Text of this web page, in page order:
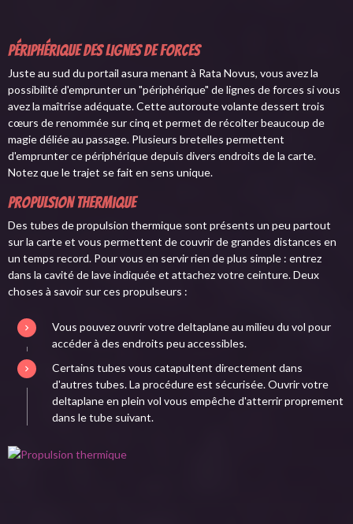
périphérique des lignes de forces
Juste au sud du portail asura menant à Rata Novus, vous avez la
possibilité d'emprunter un "périphérique" de lignes de forces si vous
avez la maîtrise adéquate. Cette autoroute volante dessert trois
cœurs de renommée sur cinq et permet de récolter beaucoup de
magie déliée au passage. Plusieurs bretelles permettent
d'emprunter ce périphérique depuis divers endroits de la carte.
Notez que le trajet se fait en sens unique.
Propulsion thermique
Des tubes de propulsion thermique sont présents un peu partout
sur la carte et vous permettent de couvrir de grandes distances en
un temps record. Pour vous en servir rien de plus simple : entrez
dans la cavité de lave indiquée et attachez votre ceinture. Deux
choses à savoir sur ces propulseurs :
Vous pouvez ouvrir votre deltaplane au milieu du vol pour
accéder à des endroits peu accessibles.
Certains tubes vous catapultent directement dans
d'autres tubes. La procédure est sécurisée. Ouvrir votre
deltaplane en plein vol vous empêche d'atterrir proprement
dans le tube suivant.